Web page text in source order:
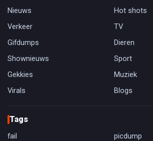
Nieuws
Hot shots
Verkeer
TV
Gifdumps
Dieren
Shownieuws
Sport
Gekkies
Muziek
Virals
Blogs
Tags
fail
picdump